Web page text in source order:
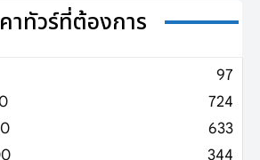
าทัวร์ที่ต้องการ
97
724
633
344